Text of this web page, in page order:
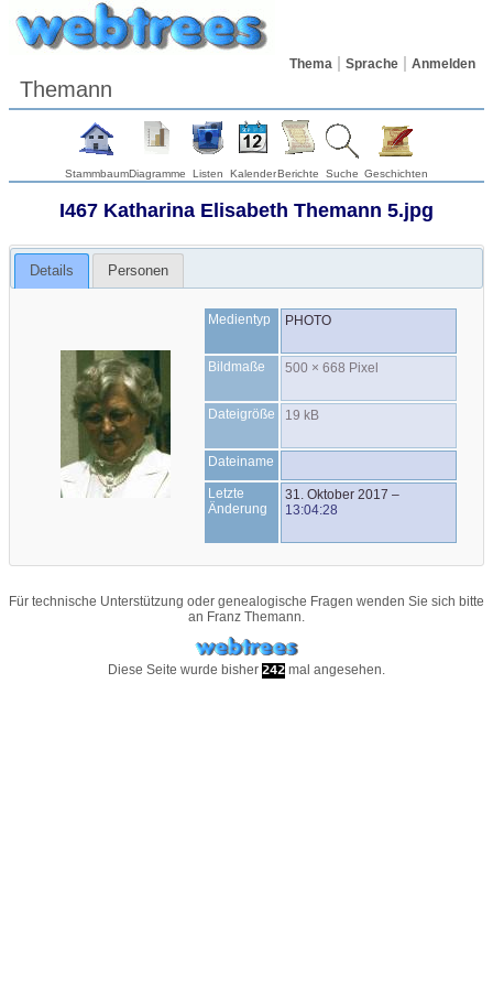
Thema Sprache Anmelden
Themann
StammbaumDiagramme Listen KalenderBerichte Suche Geschichten
I467 Katharina Elisabeth Themann 5.jpg
Details Personen
Medientyp PHOTO
Bildmaße 500 × 668 Pixel
Dateigröße 19 kB
Dateiname
Letzte
Änderung
31. Oktober 2017 –
13:04:28
Für technische Unterstützung oder genealogische Fragen wenden Sie sich bitte
an Franz Themann.
Diese Seite wurde bisher 242 mal angesehen.